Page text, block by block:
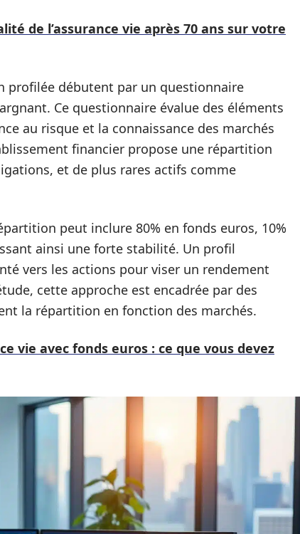
de l’assurance vie après 70 ans sur votre
profilée débutent par un questionnaire
Ce questionnaire évalue des éléments
au risque et la connaissance des marchés
financier propose une répartition
et de plus rares actifs comme
peut inclure 80% en fonds euros, 10%
ainsi une forte stabilité. Un profil
vers les actions pour viser un rendement
cette approche est encadrée par des
la répartition en fonction des marchés.
vie avec fonds euros : ce que vous devez